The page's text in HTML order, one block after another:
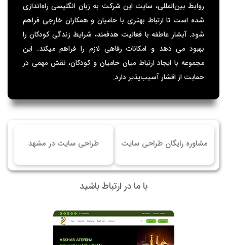
روابط بین‌المللی، سایت این شرکت به زبان انگلیسی راه‌اندازی
شده است تا ارتباط بهتری با حامیان و همکاران خارجی فراهم
شود. آبشار عاطفه با فعالیت هدفمند، شرایط زندگی کودکان را
بهبود می دهد و امکانات رفاهی لازم را فراهم میکند. این
مجموعه با ایجاد ارتباط میان حامیان و کودکان، نقش مهمی در
حمایت از اقشار آسیب‌پذیر دارد.
مشاوره رایگان طراحی سایت طراحی سایت در مشهد
با ما در ارتباط باشید